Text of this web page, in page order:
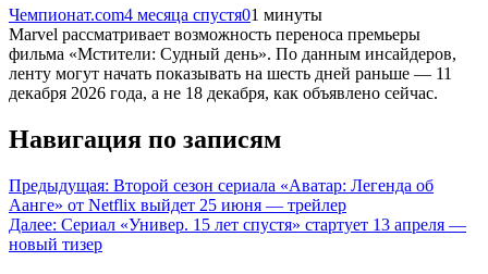
Чемпионат.com4 месяца спустя01 минуты
Marvel рассматривает возможность переноса премьеры
фильма «Мстители: Судный день». По данным инсайдеров,
ленту могут начать показывать на шесть дней раньше — 11
декабря 2026 года, а не 18 декабря, как объявлено сейчас.
Навигация по записям
Предыдущая: Второй сезон сериала «Аватар: Легенда об
Аанге» от Netflix выйдет 25 июня — трейлер
Далее: Сериал «Универ. 15 лет спустя» стартует 13 апреля —
новый тизер